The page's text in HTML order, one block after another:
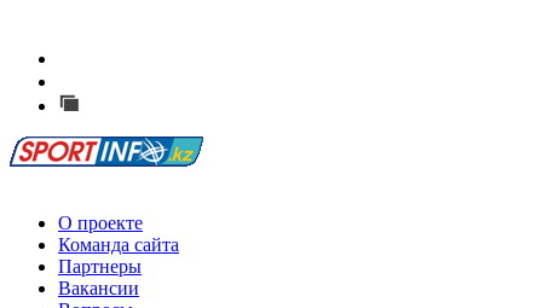
О проекте
Команда сайта
Партнеры
Вакансии